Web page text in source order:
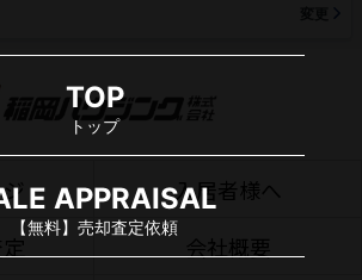
TOP
トップ
APPRAISAL
【無料】売却査定依頼
入居者様へ
会社概要